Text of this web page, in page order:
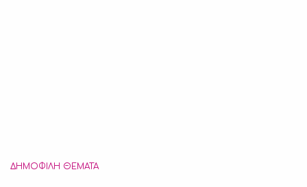
ΔΗΜΟΦΙΛΉ ΘΈΜΑΤΑ